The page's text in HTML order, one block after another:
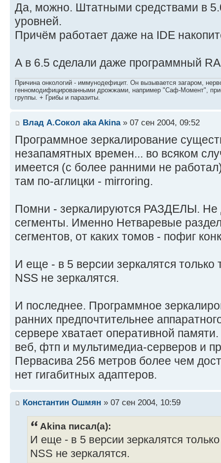
Да, можно. Штатными средствами в
уровней.
Причём работает даже на IDE
А в 6.5 сделали даже программный
Причина онкологий - иммунодефицит. Он вызывается загаром,
генномодифицированными дрожжами, например "Саф-Момент",
группы. + Грибы и паразиты.
Влад А.Сокол aka Akina» 07 сен 2004, 09:52
Программное зеркалирование
незапамятных времен... во всяком
имеется (с более ранними не
там по-аглицки - mirroring.
Помни - зеркалируются РАЗДЕЛЫ. Не
сегменты. Именно Нетваревые
сегментов, от каких томов - пофиг
И еще - в 5 версии зеркалятся
NSS не зеркалятся.
И последнее. Программное
ранних предпочтительнее
сервере хватает оперативной
веб, фтп и мультимедиа-серверов и
Первасива 256 метров более чем
нет гигабитных адаптеров.
Константин Ошмян » 07 сен 2004, 10:59
Akina писал(а):
И еще - в 5 версии зеркалятся
NSS не зеркалятся.